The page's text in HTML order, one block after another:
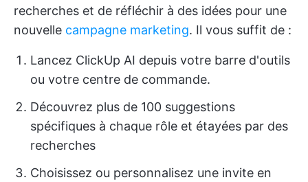
recherches et de réfléchir à des idées pour une
nouvelle campagne marketing. Il vous suffit de :
Lancez ClickUp AI depuis votre barre d'outils
ou votre centre de commande.
Découvrez plus de 100 suggestions
spécifiques à chaque rôle et étayées par des
recherches
Choisissez ou personnalisez une invite en